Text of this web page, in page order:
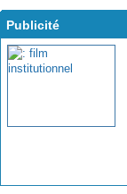
Publicité